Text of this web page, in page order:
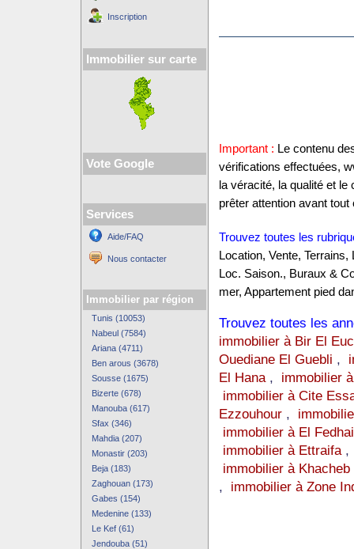
Inscription
Immobilier sur carte
Vote Google
Services
Aide/FAQ
Nous contacter
Immobilier par région
Tunis (10053)
Nabeul (7584)
Ariana (4711)
Ben arous (3678)
Sousse (1675)
Bizerte (678)
Manouba (617)
Sfax (346)
Mahdia (207)
Monastir (203)
Beja (183)
Zaghouan (173)
Gabes (154)
Medenine (133)
Le Kef (61)
Jendouba (51)
Important : Le contenu
vérifications effectuées,
la véracité, la qualité et
prêter attention avant tout
Trouvez toutes les
Location, Vente,
Loc. Saison., Buraux &
mer, Appartement pied
Trouvez toutes les
immobilier à Bir El
Ouediane El Guebli ,
El Hana, immobilier
immobilier à Cite
Ezzouhour,
immobilier à El
immobilier à Ettraifa
immobilier à Khacheb
, immobilier à Zone